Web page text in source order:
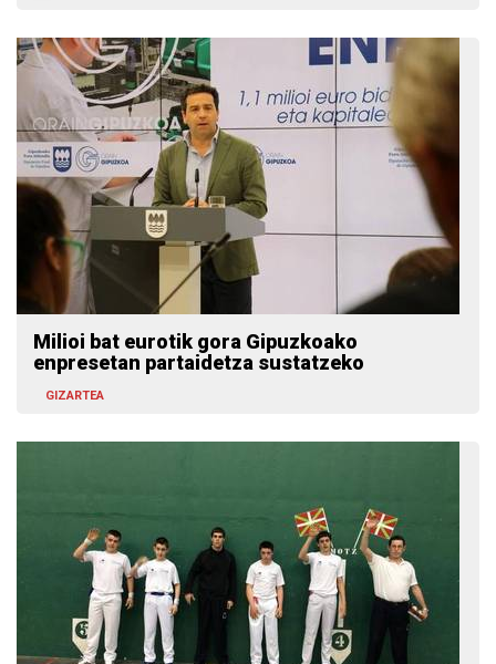
Milioi bat eurotik gora Gipuzkoako
enpresetan partaidetza sustatzeko
GIZARTEA